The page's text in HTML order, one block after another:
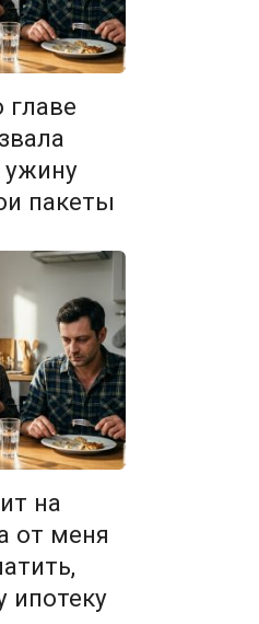
главе
ужину
пакеты
на
от меня
ипотеку